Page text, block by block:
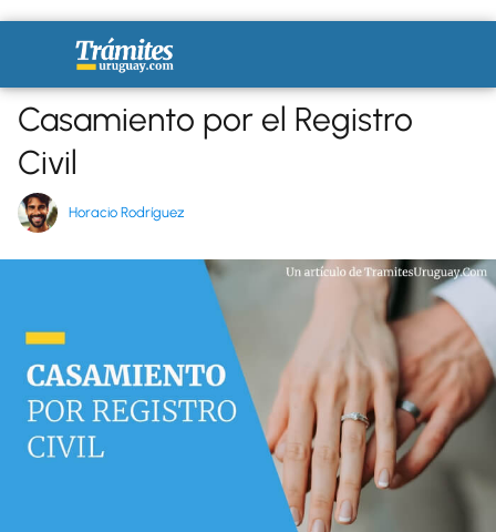
Casamiento por el Registro
Civil
Horacio Rodríguez